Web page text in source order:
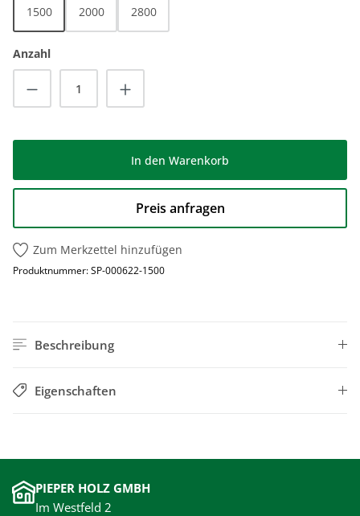
1500 2000 2800
Anzahl
Produkt Anzahl: Gib den gewünschten
In den Warenkorb
Preis anfragen
Zum Merkzettel hinzufügen
Produktnummer:SP-000622-1500
Beschreibung
Eigenschaften
PIEPER HOLZ GMBH
Im Westfeld 2